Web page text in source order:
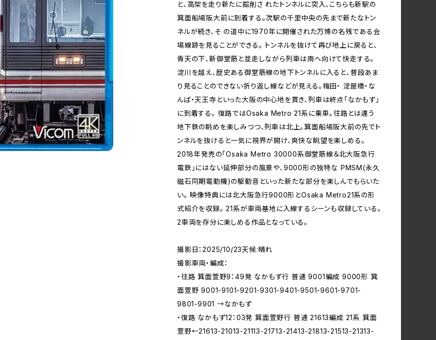
と、高架を走り新たに掘削さ れたトンネルに突入、こちらも新駅の
箕面船場阪大前に到着する。次駅の千里中央の先まで新たなトン
ネルが続き、そ の道中に1970年に開催された万博の名残である会
場線跡を見ることができる。 トンネルを抜けて再び地上に戻ると、
青天の下、新御堂筋と並走しながら列車は南へ向けて快走する。
淀川を越え、歴史ある御堂筋線の地下トンネルに入ると、普段あま
り見ることのできない折り返し線などが見える。梅田・ 淀屋橋・な
んば・天王寺といった大阪の中心地を貫き、列車は終点「なかもず」
に到着する。 復路ではOsaka Metro 21系に乗車。往路とは違う
地下鉄の眺めを楽しみつつ、列車は北上。箕面船場阪大前の先でト
ンネルを抜けると一気に視界が開け、爽快な眺望を楽しめる。
2018年発売の「Osaka Metro 30000系御堂筋線＆北大阪急行
電鉄」にはない延伸部分の風景や、9000形の独特な PMSM(永久
磁石同期電動機)の駆動音といった新たな部分を楽しんでもらいた
い。 映像特典には北大阪急行9000形とOsaka Metro21系の形
式紹介を収録。 21系が車両基地に入線するシーンも収録している。
2車両を存分に楽しめる作品となっている。
撮影日：2025/10/23天候:晴れ
撮影車両・編成：
・往路 箕面萱野9：49発 なかもず行 普通 9001編成 9000形 箕
面萱野 9001-9101-9201-9301-9401-9501-9601-9701-
9801-9901 →なかもず
・復路 なかもず12：03発 箕面萱野行 普通 21613編成 21系 箕面
萱野←21613-21013-21113-21713-21413-21813-21513-21313-